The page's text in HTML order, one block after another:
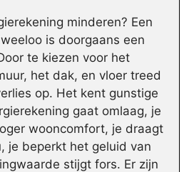
minderen? Een
is doorgaans een
te kiezen voor het
het dak, en vloer treed
op. Het kent gunstige
gaat omlaag, je
wooncomfort, je draagt
je beperkt het geluid van
stijgt fors. Er zijn